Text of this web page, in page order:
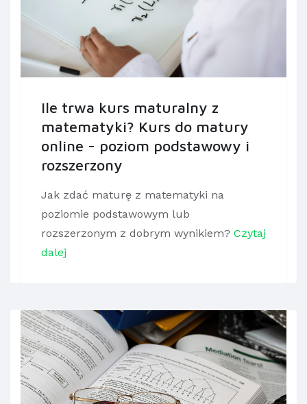
Ile trwa kurs maturalny z
matematyki? Kurs do matury
online - poziom podstawowy i
rozszerzony
Jak zdać maturę z matematyki na
poziomie podstawowym lub
rozszerzonym z dobrym wynikiem? Czytaj
dalej